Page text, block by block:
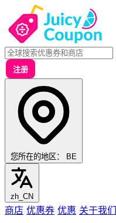
注册
您所在的地区： BE
zh_CN
商店 优惠券 优惠 关于我们